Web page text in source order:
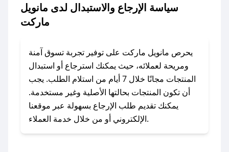
مراسلتنا مباشرة وسنعمل على توفير الكوبونات في
أسرع وقت ممكن.
### كيف تحصل على كوبونات خصم حصرية من
مانويل ماركت؟
للحصول على كوبونات وخصومات حصرية، قم بما
يلي:
- اضغط على أيقونة متابعة لمتجر مانويل ماركت في
تطبيق صحصح.
سياسة الإرجاع والاستبدال لدى مانويل
ماركت
يحرص مانويل ماركت على توفير تجربة تسوق آمنة
ومريحة لعملائه، حيث يمكنك استرجاع أو استبدال
المنتجات مجانًا خلال 7 أيام من استلام الطلب. يجب
أن تكون المنتجات بحالتها الأصلية وغير مستخدمة.
يمكنك تقديم طلب الإرجاع بسهولة عبر موقعنا
الإلكتروني أو من خلال خدمة العملاء.